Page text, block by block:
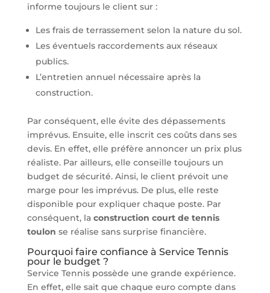
informe toujours le client sur :
Les frais de terrassement selon la nature du sol.
Les éventuels raccordements aux réseaux
publics.
L’entretien annuel nécessaire après la
construction.
Par conséquent, elle évite des dépassements
imprévus. Ensuite, elle inscrit ces coûts dans ses
devis. En effet, elle préfère annoncer un prix plus
réaliste. Par ailleurs, elle conseille toujours un
budget de sécurité. Ainsi, le client prévoit une
marge pour les imprévus. De plus, elle reste
disponible pour expliquer chaque poste. Par
conséquent, la construction court de tennis
toulon se réalise sans surprise financière.
Pourquoi faire confiance à Service Tennis
pour le budget ?
Service Tennis possède une grande expérience.
En effet, elle sait que chaque euro compte dans